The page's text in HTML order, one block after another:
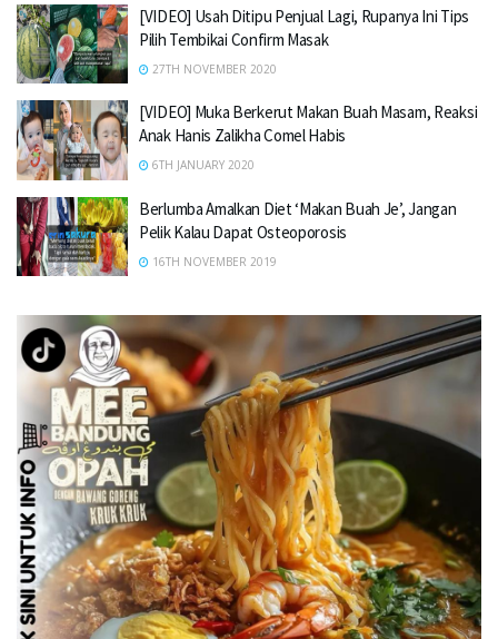
[VIDEO] Usah Ditipu Penjual Lagi, Rupanya Ini Tips
Pilih Tembikai Confirm Masak
27TH NOVEMBER 2020
[VIDEO] Muka Berkerut Makan Buah Masam, Reaksi
Anak Hanis Zalikha Comel Habis
6TH JANUARY 2020
Berlumba Amalkan Diet ‘Makan Buah Je’, Jangan
Pelik Kalau Dapat Osteoporosis
16TH NOVEMBER 2019